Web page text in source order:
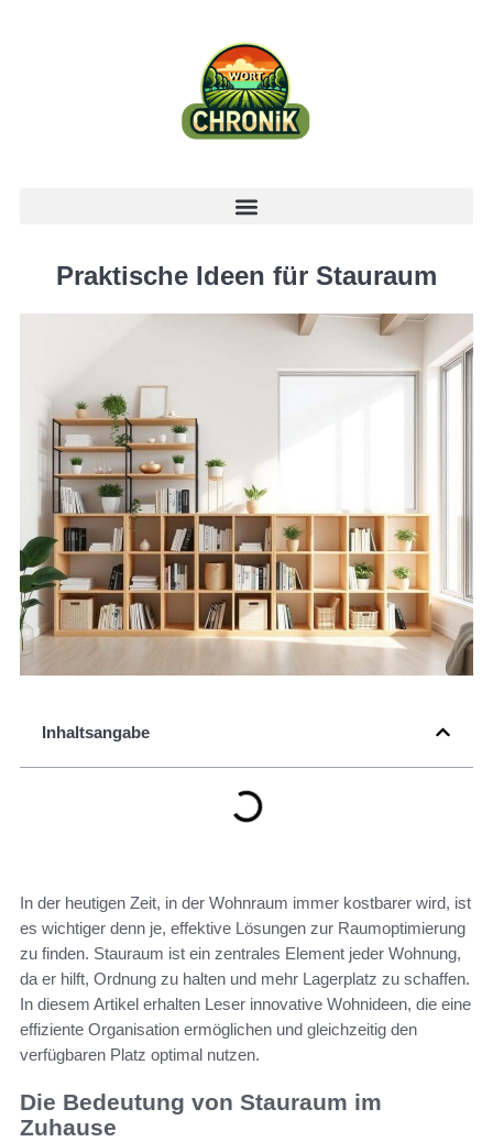
Praktische Ideen für Stauraum
Inhaltsangabe
In der heutigen Zeit, in der Wohnraum immer kostbarer wird, ist
es wichtiger denn je, effektive Lösungen zur Raumoptimierung
zu finden. Stauraum ist ein zentrales Element jeder Wohnung,
da er hilft, Ordnung zu halten und mehr Lagerplatz zu schaffen.
In diesem Artikel erhalten Leser innovative Wohnideen, die eine
effiziente Organisation ermöglichen und gleichzeitig den
verfügbaren Platz optimal nutzen.
Die Bedeutung von Stauraum im
Zuhause